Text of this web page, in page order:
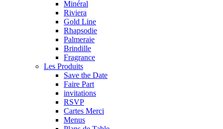
Minéral
Riviera
Gold Line
Rhapsodie
Palmeraie
Brindille
Fragrance
Les Produits
Save the Date
Faire Part
invitations
RSVP
Cartes Merci
Menus